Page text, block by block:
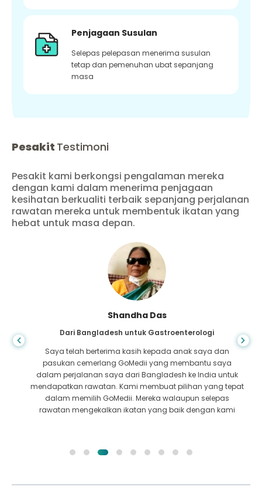
Penjagaan Susulan
Selepas pelepasan menerima susulan
tetap dan pemenuhan ubat sepanjang
masa
Pesakit Testimoni
Pesakit kami berkongsi pengalaman mereka
dengan kami dalam menerima penjagaan
kesihatan berkualiti terbaik sepanjang perjalanan
rawatan mereka untuk membentuk ikatan yang
hebat untuk masa depan.
Shandha Das
Dari Bangladesh untuk Gastroenterologi
Saya telah berterima kasih kepada anak saya dan
pasukan cemerlang GoMedii yang membantu saya
dalam perjalanan saya dari Bangladesh ke India untuk
mendapatkan rawatan. Kami membuat pilihan yang tepat
dalam memilih GoMedii. Mereka walaupun selepas
rawatan mengekalkan ikatan yang baik dengan kami